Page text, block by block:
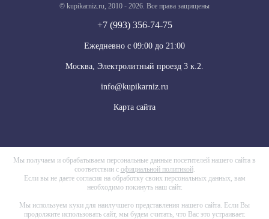
© kupikarniz.ru, 2010 - 2026. Все права защищены
+7 (993) 356-74-75
Eжедневно с 09:00 до 21:00
Москва, Электролитный проезд 3 к.2.
info@kupikarniz.ru
Карта сайта
Мы получаем и обрабатываем персональные данные посетителей нашего сайта в
соответствии с официальной политикой.
Если вы не даете согласия на обработку своих персональных данных, вам
необходимо покинуть наш сайт.
Мы используем куки для наилучшего представления нашего сайта. Если Вы
продолжите использовать сайт, мы будем считать, что Вас это устраивает.